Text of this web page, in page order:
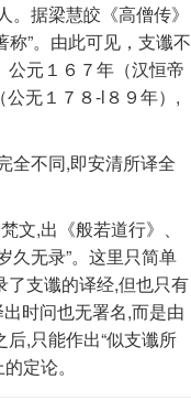
据梁慧皎《高僧传》
”。由此可见，支谶不
元１６７年（汉恒帝
公无１７８-l８９年）,
全不同,即安清所译全
文,出《般若道行》、
久无录”。这里只简单
了支谶的译经,但也只有
时问也无署名,而是由
,只能作出“似支谶所
定论。